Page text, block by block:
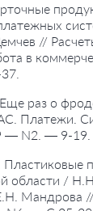
//
в
раз о
Платежи.
— N2. — 9-19.
области /
Мандрова